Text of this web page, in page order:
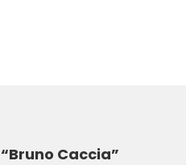
Caccia”